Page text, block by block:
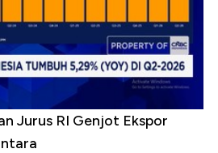
Jurus RI Genjot Ekspor